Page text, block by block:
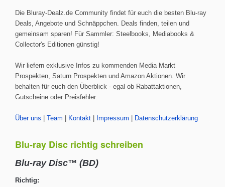
Die Bluray-Dealz.de Community findet für euch die besten Blu-ray
Deals, Angebote und Schnäppchen. Deals finden, teilen und
gemeinsam sparen! Für Sammler: Steelbooks, Mediabooks &
Collector's Editionen günstig!
Wir liefern exklusive Infos zu kommenden Media Markt
Prospekten, Saturn Prospekten und Amazon Aktionen. Wir
behalten für euch den Überblick - egal ob Rabattaktionen,
Gutscheine oder Preisfehler.
Über uns Team Kontakt Impressum Datenschutzerklärung
Blu-ray Disc richtig schreiben
Blu-ray Disc™ (BD)
Richtig: